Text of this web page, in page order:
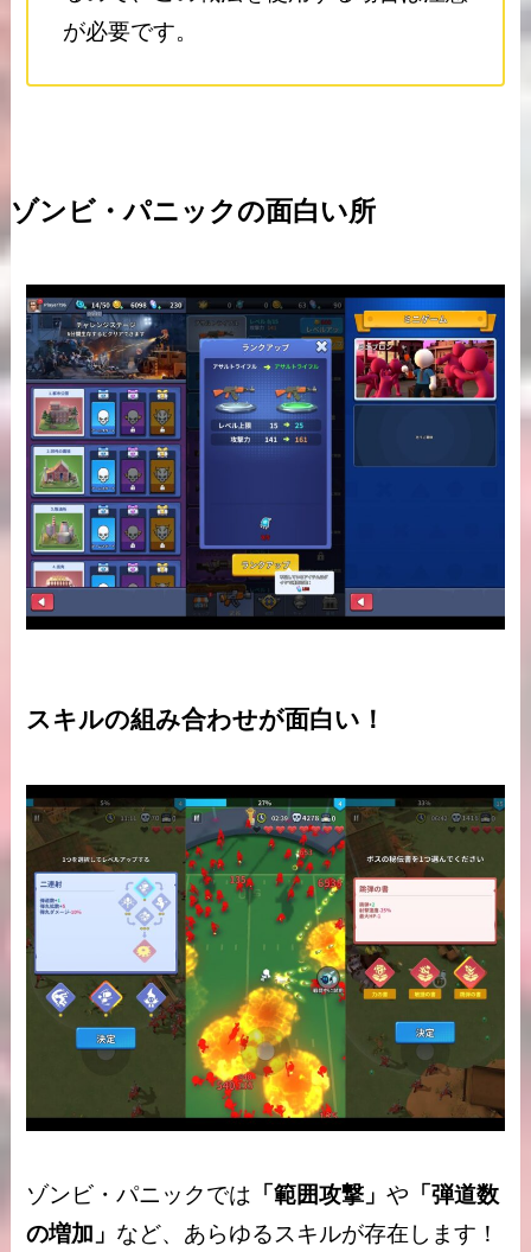
が必要です。
ゾンビ・パニックの面白い所
スキルの組み合わせが面白い！
ゾンビ・パニックでは 「範囲攻撃」や 「弾道数
の増加」 など、あらゆるスキルが存在します！